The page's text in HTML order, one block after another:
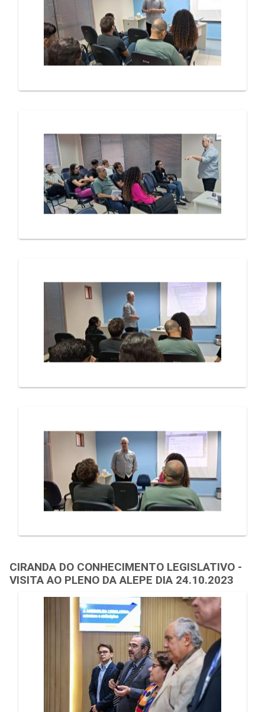
CIRANDA DO CONHECIMENTO LEGISLATIVO -
VISITA AO PLENO DA ALEPE DIA 24.10.2023
Galeria de Mídias